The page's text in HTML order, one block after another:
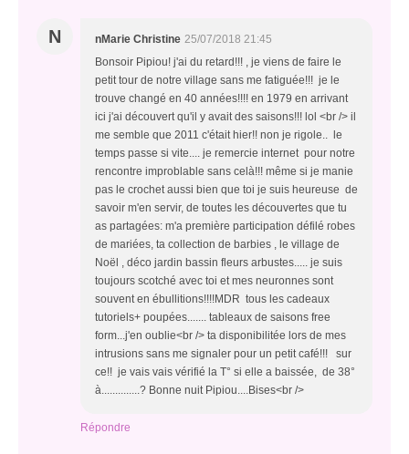
N nMarie Christine 25/07/2018 21:45
Bonsoir Pipiou! j'ai du retard!!! , je viens de faire le
petit tour de notre village sans me fatiguée!!! je le
trouve changé en 40 années!!!! en 1979 en arrivant
ici j'ai découvert qu'il y avait des saisons!!! lol <br /> il
me semble que 2011 c'était hier!! non je rigole.. le
temps passe si vite.... je remercie internet pour notre
rencontre improblable sans celà!!! même si je manie
pas le crochet aussi bien que toi je suis heureuse de
savoir m'en servir, de toutes les découvertes que tu
as partagées: m'a première participation défilé robes
de mariées, ta collection de barbies , le village de
Noël , déco jardin bassin fleurs arbustes..... je suis
toujours scotché avec toi et mes neuronnes sont
souvent en ébullitions!!!!MDR tous les cadeaux
tutoriels+ poupées....... tableaux de saisons free
form...j'en oublie<br /> ta disponibilitée lors de mes
intrusions sans me signaler pour un petit café!!! sur
ce!! je vais vais vérifié la T° si elle a baissée, de 38°
à..............? Bonne nuit Pipiou....Bises<br />
Répondre